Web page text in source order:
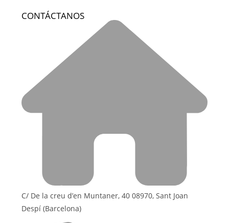
CONTÁCTANOS
C/ De la creu d’en Muntaner, 40 08970, Sant Joan
Despí (Barcelona)